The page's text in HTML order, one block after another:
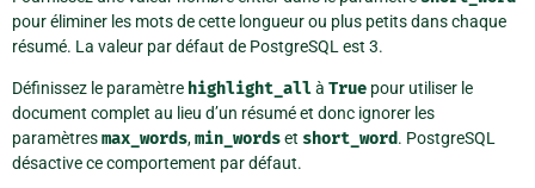
pour éliminer les mots de cette longueur ou plus petits dans chaque
résumé. La valeur par défaut de PostgreSQL est 3.
Définissez le paramètre highlight_allà True pour utiliser le
document complet au lieu d’un résumé et donc ignorer les
paramètresmax_words,min_wordset short_word. PostgreSQL
désactive ce comportement par défaut.